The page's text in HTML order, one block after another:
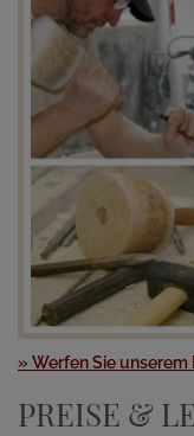
» Werfen Sie
PREISE &